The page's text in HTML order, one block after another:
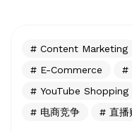
Content Marketing
E-Commerce
YouTube Shopping
电商竞争
直播